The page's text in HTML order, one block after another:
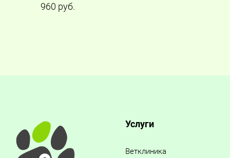
960 руб.
Услуги
Ветклиника